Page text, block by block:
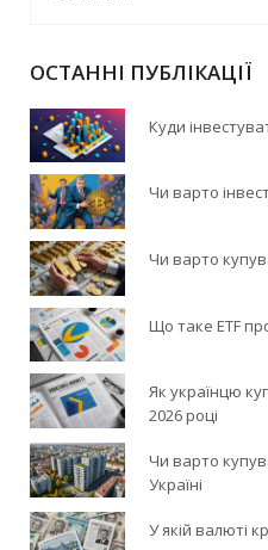
ОСТАННІ ПУБЛІКАЦІЇ
Куди
Чи варто
Чи варто
Що таке ETF
Як українцю
2026 році
Чи варто
Україні
У якій валюті